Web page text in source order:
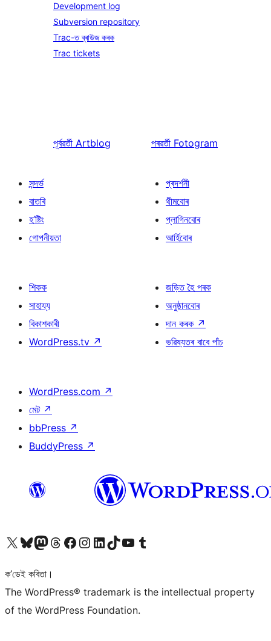
Development log
Subversion repository
Trac-ত ব্ৰাউজ কৰক
Trac tickets
পূৰ্বৱৰ্তী Artblog পৰৱৰ্তী Fotogram
সন্দৰ্ভ
বাতৰি
হ’ষ্টিং
গোপনীয়তা
প্ৰদৰ্শনী
থীমবোৰ
প্লাগিনবোৰ
আৰ্হিবোৰ
শিকক
সাহায্য
বিকাশকাৰী
WordPress.tv ↗
জড়িত হৈ পৰক
অনুষ্ঠানবোৰ
দান কৰক ↗
ভৱিষ্যতৰ বাবে পাঁচ
WordPress.com ↗
মেট ↗
bbPress ↗
BuddyPress ↗
আমাৰ X (আগৰ Twitter) একাউণ্টলৈ যাওকআমাৰ Bluesky একাউণ্টলৈ যাওকআমাৰ Mastodon একাউণ্টলৈ যাওকআমাৰ Threads একাউণ্টলৈ যাওকআমাৰ Facebook পৃষ্ঠালৈ যাওকআমাৰ Instagram একাউণ্টলৈ যাওকআমাৰ LinkedIn একাউণ্টলৈ যাওকআমাৰ TikTok একাউণ্টলৈ যাওকআমাৰ YouTube চেনেললৈ যাওকআমাৰ Tumblr একাউণ্টলৈ যাওক
ক’ডেই কবিতা।
The WordPress® trademark is the intellectual property
of the WordPress Foundation.